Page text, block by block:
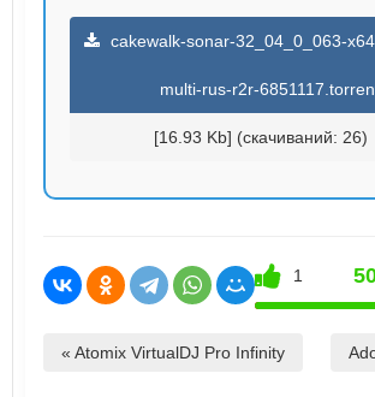
cakewalk-sonar-32_04_0_063-
multi-rus-r2r-
[16.93 Kb] (cкачиваний: 26)
1
« Atomix VirtualDJ Pro Infinity